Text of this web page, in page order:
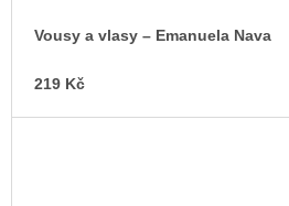
Vousy a vlasy – Emanuela Nava
219 Kč